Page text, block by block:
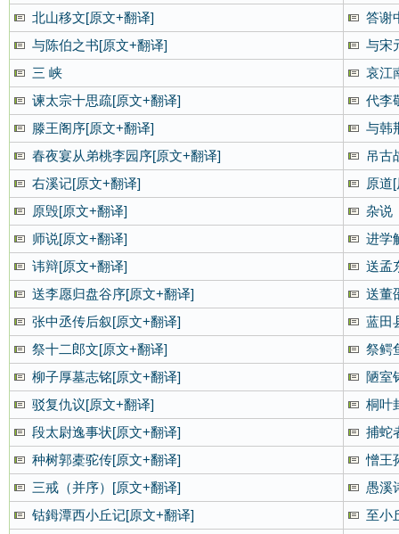
北山移文[原文+翻译]
答谢
与陈伯之书[原文+翻译]
与宋
三 峡
哀江
谏太宗十思疏[原文+翻译]
代李
滕王阁序[原文+翻译]
与韩
春夜宴从弟桃李园序[原文+翻译]
吊古
右溪记[原文+翻译]
原道
原毁[原文+翻译]
杂说
师说[原文+翻译]
进学
讳辩[原文+翻译]
送孟
送李愿归盘谷序[原文+翻译]
送董
张中丞传后叙[原文+翻译]
蓝田
祭十二郎文[原文+翻译]
祭鳄
柳子厚墓志铭[原文+翻译]
陋室
驳复仇议[原文+翻译]
桐叶
段太尉逸事状[原文+翻译]
捕蛇
种树郭橐驼传[原文+翻译]
憎王
三戒（并序）[原文+翻译]
愚溪
钴鉧潭西小丘记[原文+翻译]
至小